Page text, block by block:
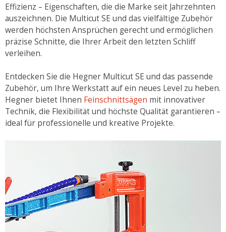
Effizienz – Eigenschaften, die die Marke seit Jahrzehnten
auszeichnen. Die Multicut SE und das vielfältige Zubehör
werden höchsten Ansprüchen gerecht und ermöglichen
präzise Schnitte, die Ihrer Arbeit den letzten Schliff
verleihen.
Entdecken Sie die Hegner Multicut SE und das passende
Zubehör, um Ihre Werkstatt auf ein neues Level zu heben.
Hegner bietet Ihnen Feinschnittsägen mit innovativer
Technik, die Flexibilität und höchste Qualität garantieren –
ideal für professionelle und kreative Projekte.